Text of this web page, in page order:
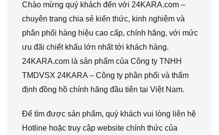
Chào mừng quý khách đến với 24KARA.com –
chuyên trang chia sẻ kiến thức, kinh nghiệm và
phân phối hàng hiệu cao cấp, chính hãng, với mức
ưu đãi chiết khấu lớn nhất tới khách hàng.
24KARA.com là sản phẩm của Công ty TNHH
TMDVSX 24KARA – Công ty phân phối và thẩm
định đồng hồ chính hãng đầu tiên tại Việt Nam.
Để tìm được sản phẩm, quý khách vui lòng liên hệ
Hotline hoặc truy cập website chính thức của